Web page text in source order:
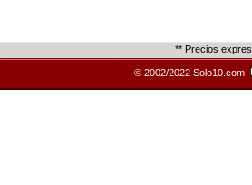
** Precios
© 2002/2022 Solo10.com